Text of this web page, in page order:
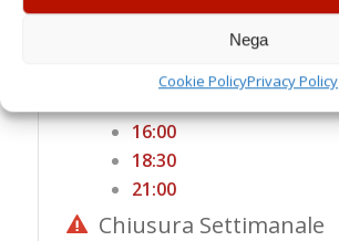
Nega
Cookie PolicyPrivacy Policy
21:00
Spettacoli:
16:00
18:30
21:00
Chiusura Settimanale